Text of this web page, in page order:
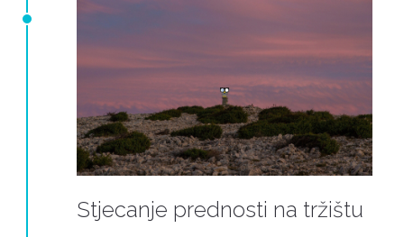
Stjecanje prednosti na tržištu